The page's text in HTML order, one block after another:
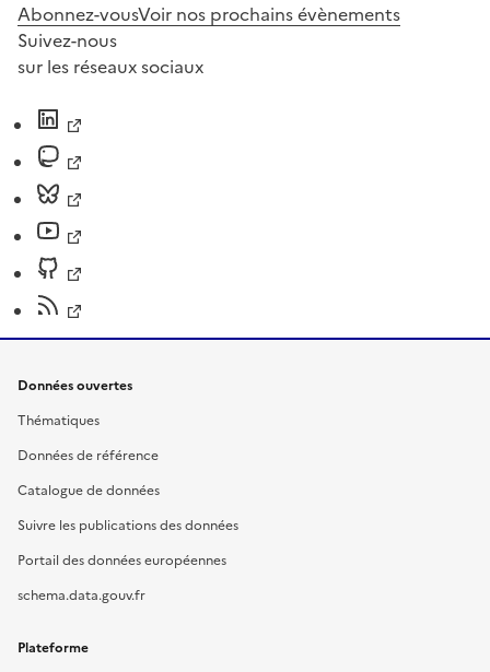
Abonnez-vousVoir nos prochains évènements
Suivez-nous
sur les réseaux sociaux
Données ouvertes
Thématiques
Données de référence
Catalogue de données
Suivre les publications des données
Portail des données européennes
schema.data.gouv.fr
Plateforme